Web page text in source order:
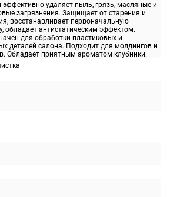
эффективно удаляет пыль, грязь, масляные и
загрязнения. Защищает от старения и
восстанавливает первоначальную
обладает антистатическим эффектом.
для обработки пластиковых и
деталей салона. Подходит для молдингов и
Обладает приятным ароматом клубники.